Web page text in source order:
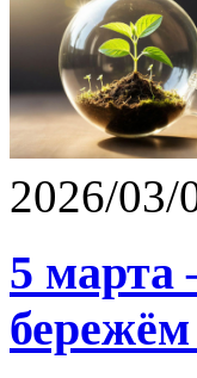
2026/03/
5 марта